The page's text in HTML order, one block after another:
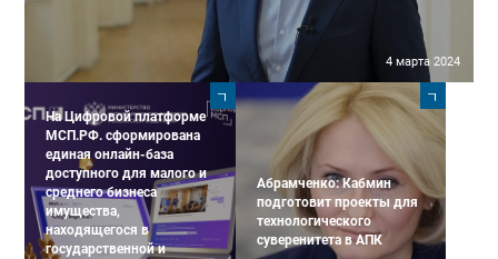
4 марта 2024
На Цифровой платформе
МСП.РФ. сформирована
единая онлайн-база
доступного для малого и
среднего бизнеса
имущества,
находящегося в
государственной и
Абрамченко: Кабмин
подготовит проекты для
технологического
суверенитета в АПК